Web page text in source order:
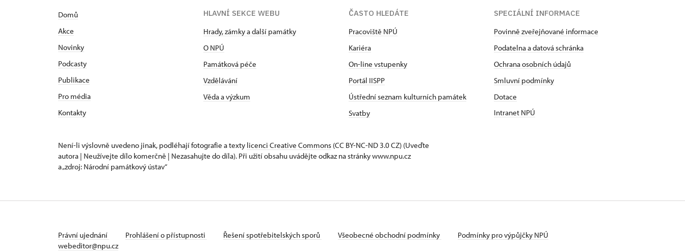
Domů
Akce
Novinky
Podcasty
Publikace
Pro média
Kontakty
HLAVNÍ SEKCE WEBU
Hrady, zámky a další památky
O NPÚ
Památková péče
Vzdělávání
Věda a výzkum
ČASTO HLEDÁTE
Pracoviště NPÚ
Kariéra
On-line vstupenky
Portál IISPP
Ústřední seznam kulturních památek
Svatby
SPECIÁLNÍ INFORMACE
Povinně zveřejňované informace
Podatelna a datová schránka
Ochrana osobních údajů
Smluvní podmínky
Dotace
Intranet NPÚ
Není-li výslovně uvedeno jinak, podléhají fotografie a texty licenci Creative Commons (CC BY-NC-ND 3.0 CZ) (Uveďte
autora | Neužívejte dílo komerčně | Nezasahujte do díla). Při užití obsahu uvádějte odkaz na stránky www.npu.cz
a „zdroj: Národní památkový ústav“
Právní ujednání Prohlášení o přístupnosti Řešení spotřebitelských sporů Všeobecné obchodní podmínky
Podmínky pro výpůjčky NPÚ
webeditor@npu.cz